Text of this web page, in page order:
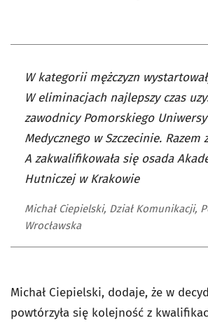
W kategorii mężczyzn
W eliminacjach najlepszy czas
zawodnicy Pomorskiego
Medycznego w Szczecinie.
A zakwalifikowała się osada
Hutniczej w Krakowie
Michał Ciepielski, Dział Komunikacji,
Wrocławska
Michał Ciepielski, dodaje, że w
powtórzyła się kolejność z